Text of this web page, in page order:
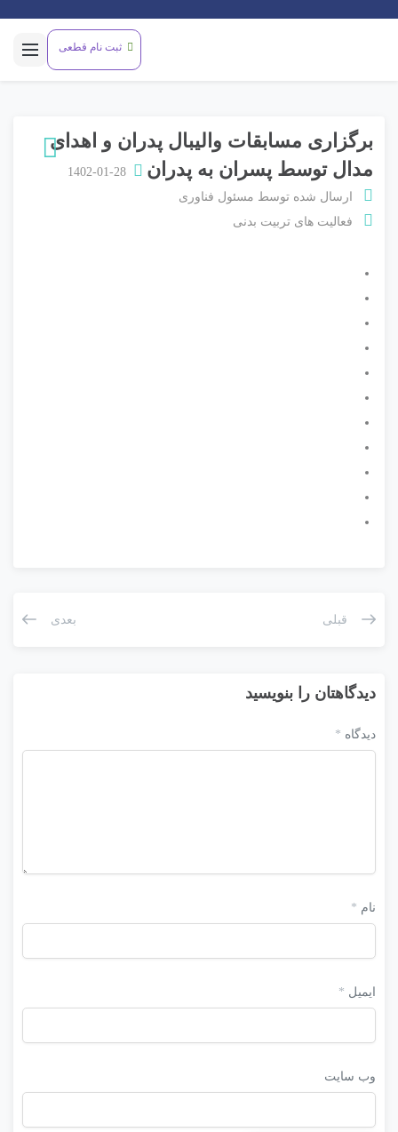
ثبت نام قطعی
برگزاری مسابقات والیبال پدران و اهدای
مدال توسط پسران به پدران
1402-01-28
ارسال شده توسط مسئول فناوری
فعالیت های تربیت بدنی
قبلی بعدی
دیدگاهتان را بنویسید
دیدگاه *
نام *
ایمیل *
وب‌ سایت